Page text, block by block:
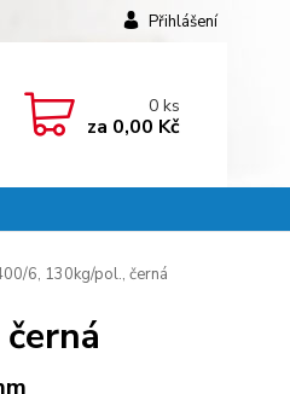
Přihlášení
0ks
za 0,00 Kč
6, 130kg/pol., černá